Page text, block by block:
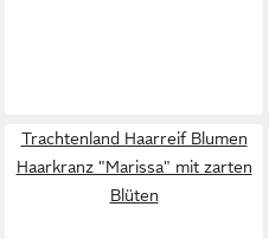
Trachtenland Haarreif Blumen
Haarkranz "Marissa" mit zarten
Blüten